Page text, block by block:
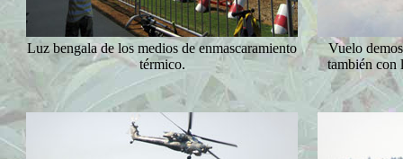
Luz bengala de los medios de enmascaramiento
térmico.
Vuelo
también con